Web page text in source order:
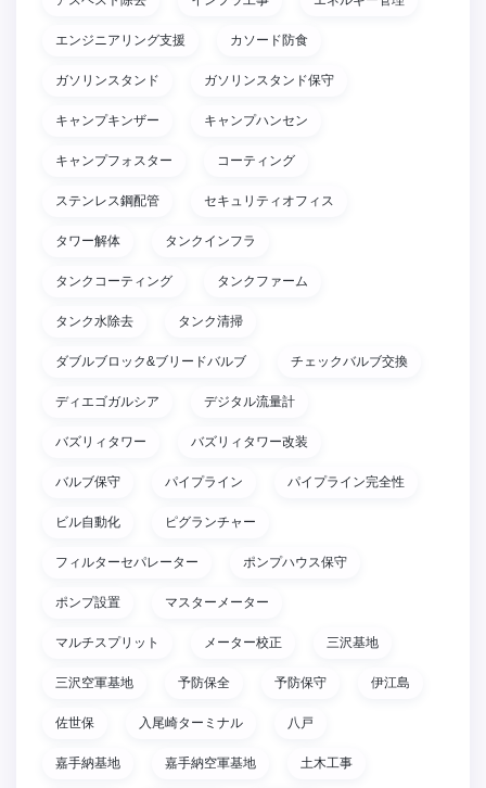
エンジニアリング支援 カソード防食
ガソリンスタンド ガソリンスタンド保守
キャンプキンザー キャンプハンセン
キャンプフォスター コーティング
ステンレス鋼配管 セキュリティオフィス
タワー解体 タンクインフラ
タンクコーティング タンクファーム
タンク水除去 タンク清掃
ダブルブロック&ブリードバルブ チェックバルブ交換
ディエゴガルシア デジタル流量計
バズリィタワー バズリィタワー改装
バルブ保守 パイプライン パイプライン完全性
ビル自動化 ピグランチャー
フィルターセパレーター ポンプハウス保守
ポンプ設置 マスターメーター
マルチスプリット メーター校正 三沢基地
三沢空軍基地 予防保全 予防保守 伊江島
佐世保 入尾崎ターミナル 八戸
嘉手納基地 嘉手納空軍基地 土木工事